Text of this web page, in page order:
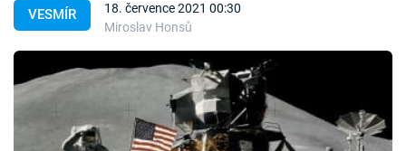
Témata
Témata
Pořady
VESMÍR
18. července 2021 00:30
Miroslav Honsů